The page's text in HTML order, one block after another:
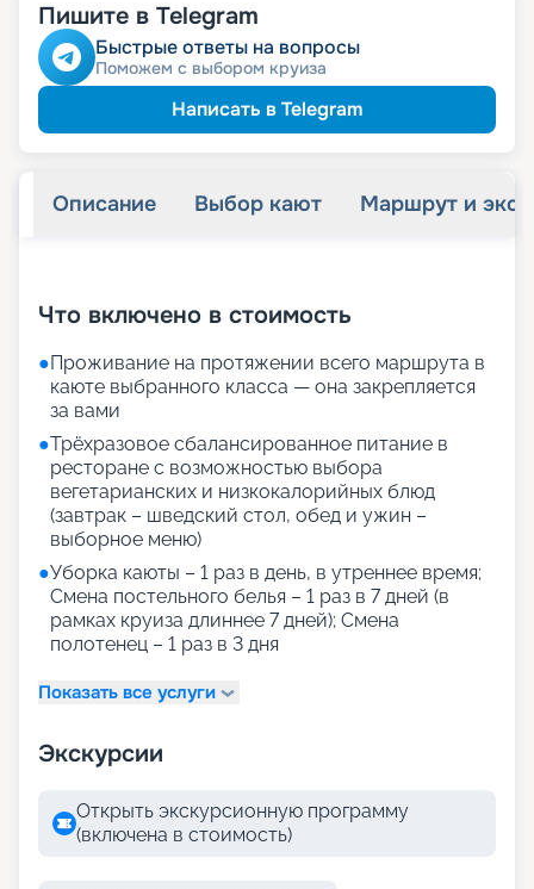
-10% от 88 452 ₽/ турист
Скидка сотрудникам силовыхведомств
Скидкаветеранам
Скидка многодетнымсемьям
пенсионерам
Пишите в Telegram
Быстрые ответы на вопросы
Поможем с выбором круиза
Написать в Telegram
Описание Выбор кают Маршрут и
Что включено в стоимость
●Проживание на протяжении всего маршрута в
каюте выбранного класса — она закрепляется
за вами
●Трёхразовое сбалансированное питание в
ресторане с возможностью выбора
вегетарианских и низкокалорийных блюд
(завтрак – шведский стол, обед и ужин –
выборное меню)
●Уборка каюты – 1 раз в день, в утреннее время;
Смена постельного белья – 1 раз в 7 дней (в
рамках круиза длиннее 7 дней); Смена
полотенец – 1 раз в 3 дня
Показать все услуги
Экскурсии
Открыть экскурсионную программу
(включена в стоимость)